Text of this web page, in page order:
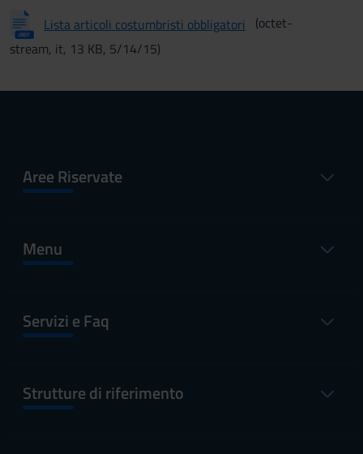
Lista articoli costumbristi obbligatori
(octet-
stream, it, 13 KB, 5/14/15)
Aree Riservate
Menu
Servizi e Faq
Strutture di riferimento